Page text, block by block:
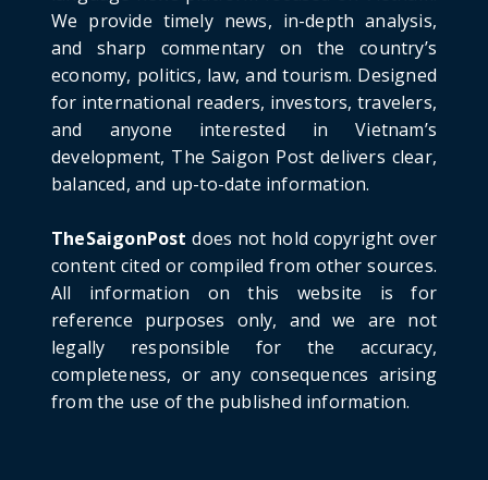
HOTNEWS
Detailed Analysis of the Cooling-off Period
Law in Timeshare...
June 21, 2026
HOTNEWS
Prime Minister Lê Minh Hưng’s Visit to
Russia: A New Step Fo...
HOTNEWS
Politburo: Strictly Handle Acts of Using
Pirated Software, C...
June 21, 2026
We provide timely news, in-depth analysis,
and sharp commentary on the country’s
economy, politics, law, and tourism. Designed
for international readers, investors, travelers,
and anyone interested in Vietnam’s
development, The Saigon Post delivers clear,
balanced, and up-to-date information.
TheSaigonPost does not hold copyright over
content cited or compiled from other sources.
All information on this website is for
reference purposes only, and we are not
legally responsible for the accuracy,
completeness, or any consequences arising
from the use of the published information.